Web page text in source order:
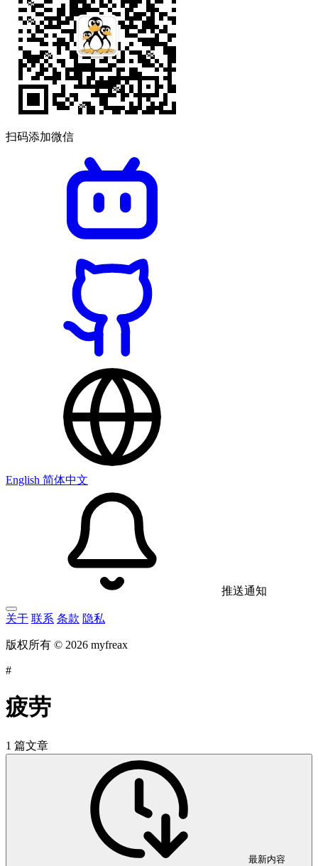
扫码添加微信
English 简体中文
推送通知
关于 联系 条款 隐私
版权所有 © 2026 myfreax
#
疲劳
1 篇文章
最新内容